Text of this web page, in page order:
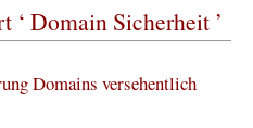
‘ Domain Sicherheit ’
Domains versehentlich